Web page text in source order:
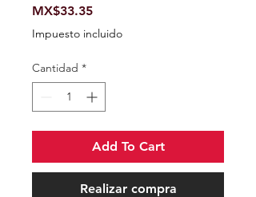
MX$33.35Precio
Impuesto incluido
Cantidad *
Add To Cart
Realizar compra